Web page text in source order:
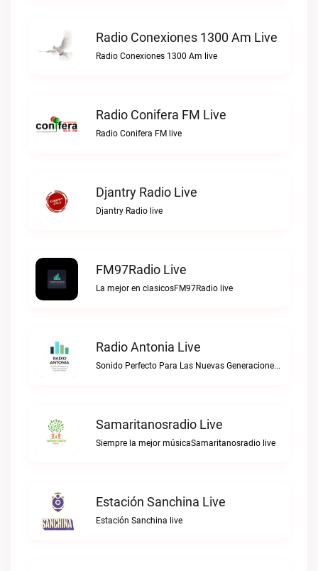
Radio Conexiones 1300 Am Live
Radio Conexiones 1300 Am live
Radio Conifera FM Live
Radio Conifera FM live
Djantry Radio Live
Djantry Radio live
FM97Radio Live
La mejor en clasicosFM97Radio live
Radio Antonia Live
Sonido Perfecto Para Las Nuevas GeneracionesRadio Antonia live
Samaritanosradio Live
Siempre la mejor músicaSamaritanosradio live
Estación Sanchina Live
Estación Sanchina live